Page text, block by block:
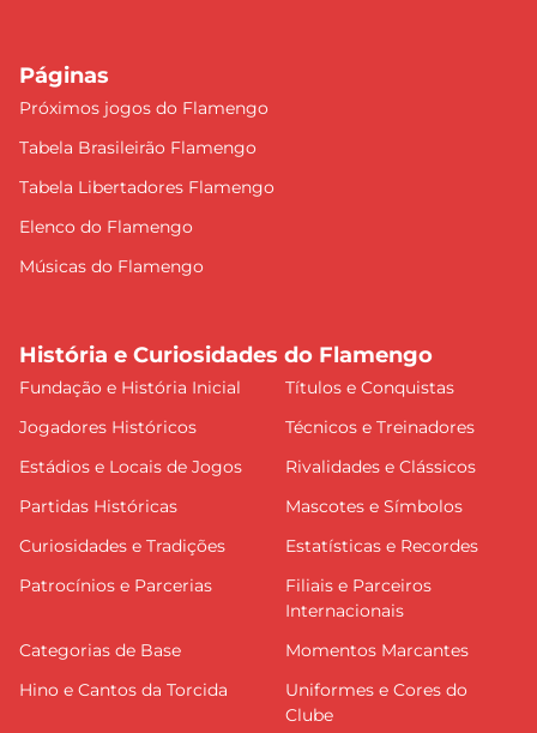
Páginas
Próximos jogos do Flamengo
Tabela Brasileirão Flamengo
Tabela Libertadores Flamengo
Elenco do Flamengo
Músicas do Flamengo
História e Curiosidades do Flamengo
Fundação e História Inicial
Títulos e Conquistas
Jogadores Históricos
Técnicos e Treinadores
Estádios e Locais de Jogos
Rivalidades e Clássicos
Partidas Históricas
Mascotes e Símbolos
Curiosidades e Tradições
Estatísticas e Recordes
Patrocínios e Parcerias
Filiais e Parceiros
Internacionais
Categorias de Base
Momentos Marcantes
Hino e Cantos da Torcida
Uniformes e Cores do
Clube